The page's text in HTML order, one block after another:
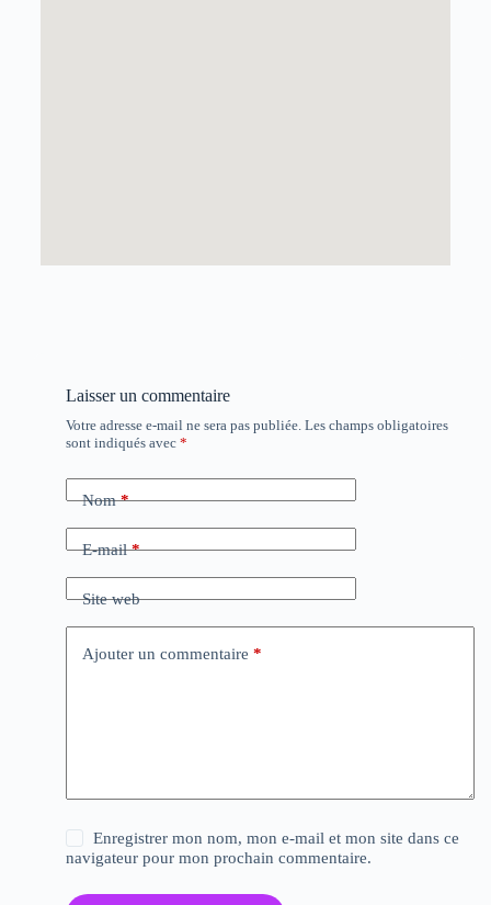
Laisser un commentaire
Votre adresse e-mail ne sera pas publiée. Les champs obligatoires
sont indiqués avec *
Nom*
E-mail*
Site web
Ajouter un commentaire *
Enregistrer mon nom, mon e-mail et mon site dans ce
navigateur pour mon prochain commentaire.